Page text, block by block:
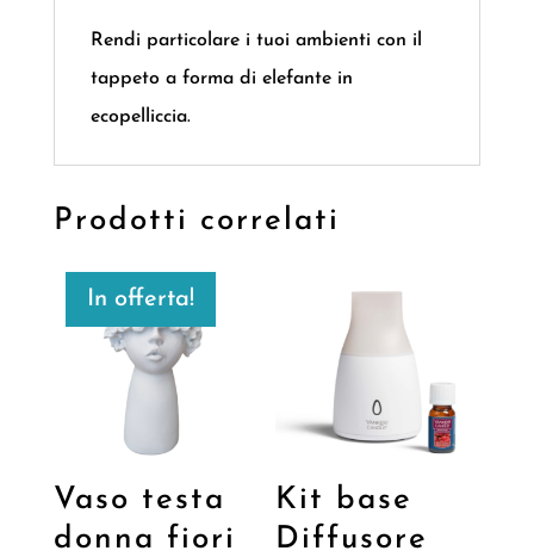
Rendi particolare i tuoi ambienti con il
tappeto a forma di elefante in
ecopelliccia.
Prodotti correlati
In offerta!
Vaso testa
donna fiori
Kit base
Diffusore